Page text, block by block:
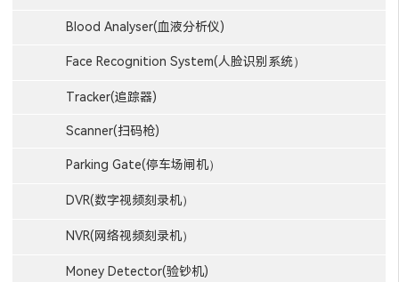
Blood Analyser(血液分析仪)
Face Recognition System(人脸识别系统）
Tracker(追踪器)
Scanner(扫码枪)
Parking Gate(停车场闸机）
DVR(数字视频刻录机）
NVR(网络视频刻录机）
Money Detector(验钞机)